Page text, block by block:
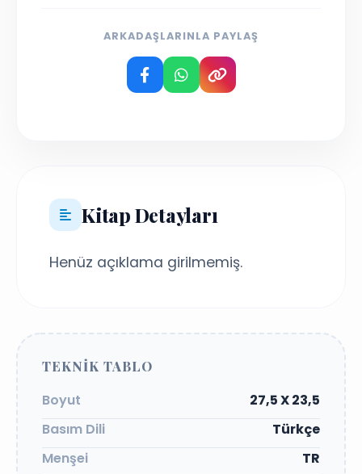
ARKADAŞLARINLA PAYLAŞ
Kitap Detayları
Henüz açıklama girilmemiş.
TEKNIK TABLO
Boyut
27,5 X 23,5
Basım Dili
Türkçe
Menşei
TR